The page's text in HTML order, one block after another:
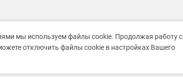
мы используем файлы cookie. Продолжая работу с
отключить файлы cookie в настройках Вашего